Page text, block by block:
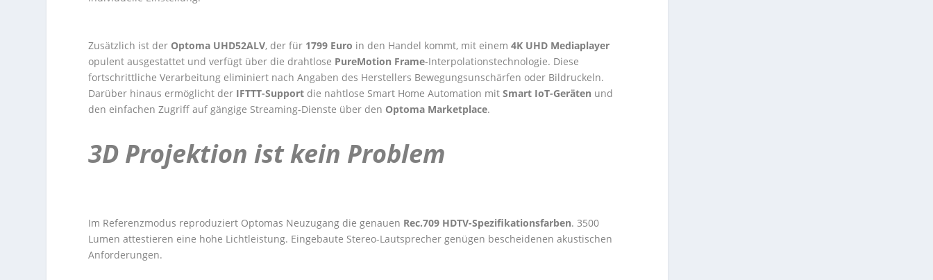
Zusätzlich ist der Optoma UHD52ALV, der für 1799 Euro in den Handel kommt, mit einem4K UHD Mediaplayer
opulent ausgestattet und verfügt über die drahtlose PureMotion Frame-Interpolationstechnologie. Diese
fortschrittliche Verarbeitung eliminiert nach Angaben des Herstellers Bewegungsunschärfen oder Bildruckeln.
Darüber hinaus ermöglicht der IFTTT-Support die nahtlose Smart Home Automation mitSmart IoT-Geräten und
den einfachen Zugriff auf gängige Streaming-Dienste über den Optoma Marketplace.
3D Projektion ist kein Problem
Im Referenzmodus reproduziert Optomas Neuzugang die genauen Rec.709 HDTV-Spezifikationsfarben. 3500
Lumen attestieren eine hohe Lichtleistung. Eingebaute Stereo-Lautsprecher genügen bescheidenen akustischen
Anforderungen.